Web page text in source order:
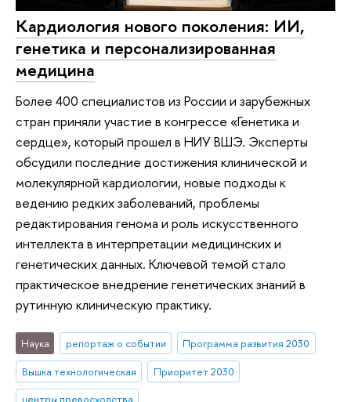
Кардиология нового поколения: ИИ,
генетика и персонализированная
медицина
Более 400 специалистов из России и зарубежных
стран приняли участие в конгрессе «Генетика и
сердце», который прошел в НИУ ВШЭ. Эксперты
обсудили последние достижения клинической и
молекулярной кардиологии, новые подходы к
ведению редких заболеваний, проблемы
редактирования генома и роль искусственного
интеллекта в интерпретации медицинских и
генетических данных. Ключевой темой стало
практическое внедрение генетических знаний в
рутинную клиническую практику.
Наука репортаж о событии
Программа развития 2030
Вышка технологическая
Приоритет 2030